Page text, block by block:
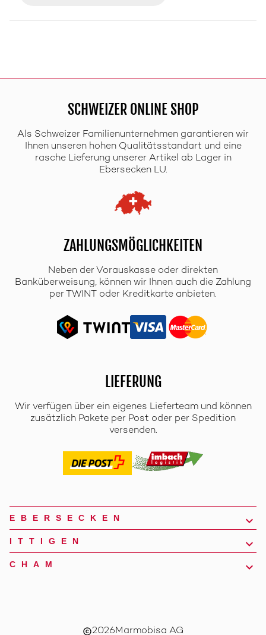
SCHWEIZER ONLINE SHOP
Als Schweizer Familienunternehmen garantieren wir
Ihnen unseren hohen Qualitätsstandart und eine
rasche Lieferung unserer Artikel ab Lager in
Ebersecken LU.
ZAHLUNGSMÖGLICHKEITEN
Neben der Vorauskasse oder direkten
Banküberweisung, können wir Ihnen auch die Zahlung
per TWINT oder Kreditkarte anbieten.
LIEFERUNG
Wir verfügen über ein eigenes Lieferteam und können
zusätzlich Pakete per Post oder per Spedition
versenden.
EBERSECKEN
ITTIGEN
CHAM
copyright2026Marmobisa AG